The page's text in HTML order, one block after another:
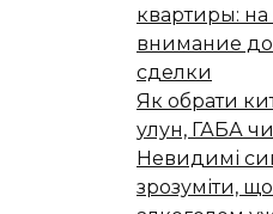
квартиры: на
внимание
сделки
Як обрати
улун, ГАБА
Невидимі
зрозуміти,